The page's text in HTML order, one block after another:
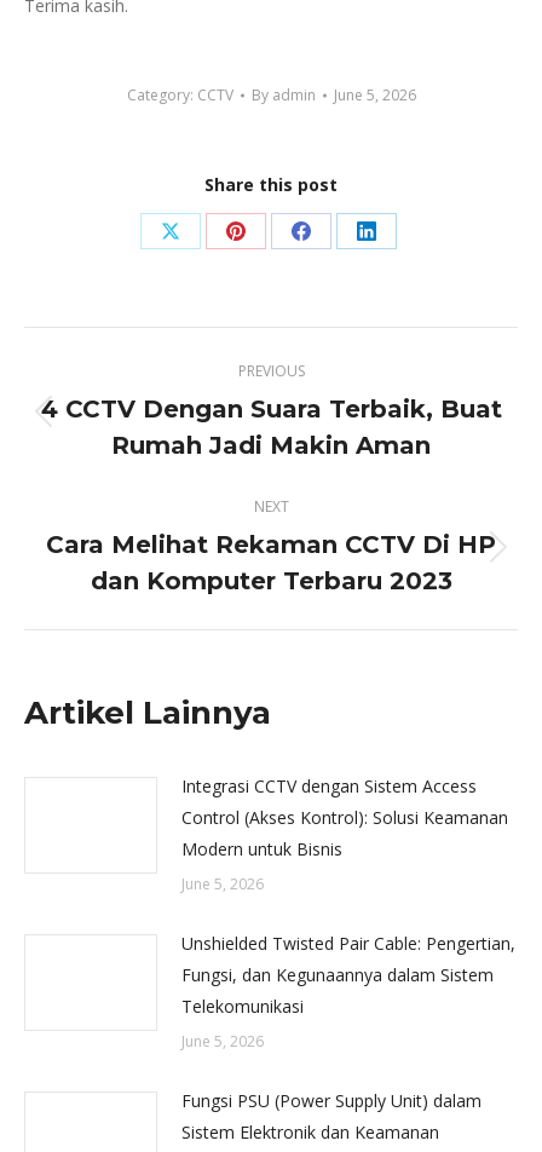
Terima kasih.
Category: CCTV By admin June 5, 2026
Share this post
Share
X
Share
Pinterest
Share
Facebook
Share
LinkedIn
navigation
PREVIOUS
Previous
post:
4 CCTV Dengan Suara Terbaik, Buat
Rumah Jadi Makin Aman
NEXT
Next
post:
Cara Melihat Rekaman CCTV Di HP
dan Komputer Terbaru 2023
Artikel Lainnya
Integrasi CCTV dengan Sistem Access
Control (Akses Kontrol): Solusi Keamanan
Modern untuk Bisnis
June 5, 2026
Unshielded Twisted Pair Cable: Pengertian,
Fungsi, dan Kegunaannya dalam Sistem
Telekomunikasi
June 5, 2026
Fungsi PSU (Power Supply Unit) dalam
Sistem Elektronik dan Keamanan